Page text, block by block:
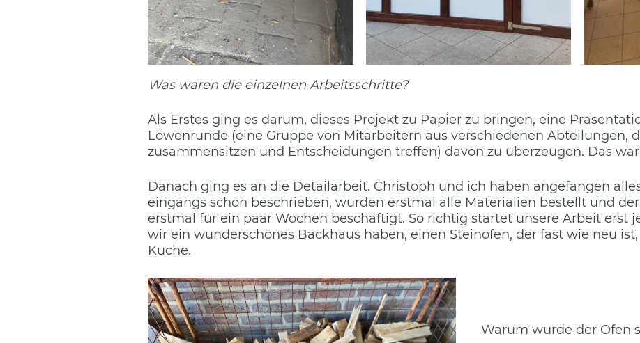
Was waren die einzelnen Arbeitsschritte?
Als Erstes ging es darum, dieses Projekt zu Papier zu bringen, eine
Löwenrunde (eine Gruppe von Mitarbeitern aus verschiedenen Abteilungen,
zusammensitzen und Entscheidungen treffen) davon zu überzeugen. Das
Danach ging es an die Detailarbeit. Christoph und ich haben angefangen
eingangs schon beschrieben, wurden erstmal alle Materialien bestellt und
erstmal für ein paar Wochen beschäftigt. So richtig startet unsere Arbeit erst
wir ein wunderschönes Backhaus haben, einen Steinofen, der fast wie neu
Küche.
Warum wurde der Ofen